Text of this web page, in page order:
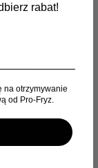
rabat!
otrzymywanie
od Pro-Fryz.